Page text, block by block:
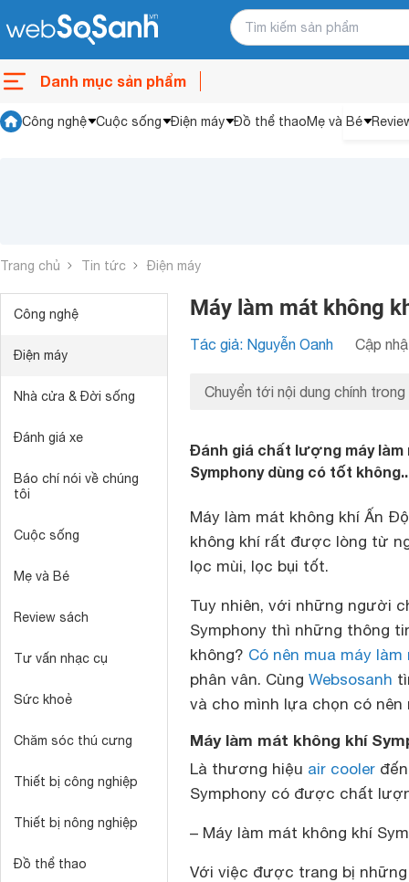
Danh mục sản phẩm
Công nghệ Cuộc sống Điện máy Đồ thể thaoMẹ và Bé
Trang chủ Tin tức Điện máy
Công nghệ
Điện máy
Nhà cửa & Đời sống
Đánh giá xe
Báo chí nói về chúng
tôi
Cuộc sống
Mẹ và Bé
Review sách
Tư vấn nhạc cụ
Sức khoẻ
Chăm sóc thú cưng
Thiết bị công nghiệp
Thiết bị nông nghiệp
Đồ thể thao
Máy làm mát không
Tác giả: Nguyễn Oanh Cập
Chuyển tới nội dung chính trong
Đánh giá chất lượng máy làm
Symphony dùng có tốt
Máy làm mát không khí Ấn
không khí rất được lòng từ
lọc mùi, lọc bụi tốt.
Tuy nhiên, với những người
Symphony thì những thông
không? Có nên mua máy
phân vân. Cùng Websosanh
và cho mình lựa chọn có nên
Máy làm mát không khí
Là thương hiệu air cooler
Symphony có được chất
– Máy làm mát không khí
Với việc được trang bị